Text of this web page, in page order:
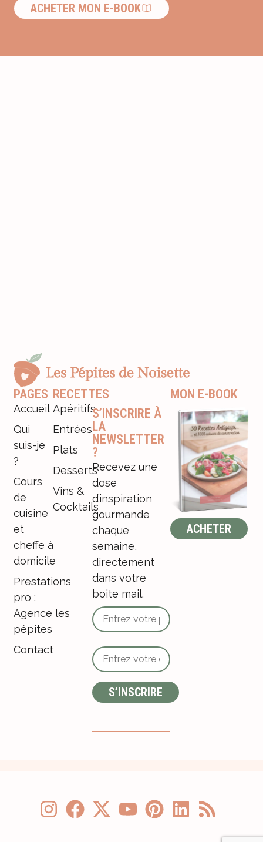
ACHETER MON E-BOOK
PAGES
Accueil
Qui
suis-je
?
Cours
de
cuisine
et
cheffe à
domicile
Prestations
pro :
Agence les
pépites
Contact
RECETTES
Apéritifs
Entrées
Plats
Desserts
Vins &
Cocktails
S’INSCRIRE À
LA
NEWSLETTER
?
Recevez une
dose
d’inspiration
gourmande
chaque
semaine,
directement
dans votre
boite mail.
MON E-BOOK
ACHETER